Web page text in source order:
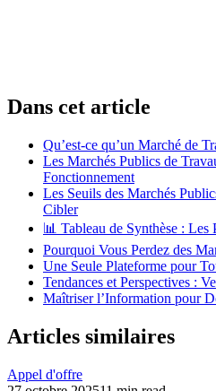
Dans cet article
Qu’est-ce qu’un Marché de
Les Marchés Publics de
Fonctionnement
Les Seuils des Marchés
Cibler
📊 Tableau de Synthèse : Les
Pourquoi Vous Perdez des
Une Seule Plateforme pour
Tendances et Perspectives :
Maîtriser l’Information pour
Articles similaires
Appel d'offre